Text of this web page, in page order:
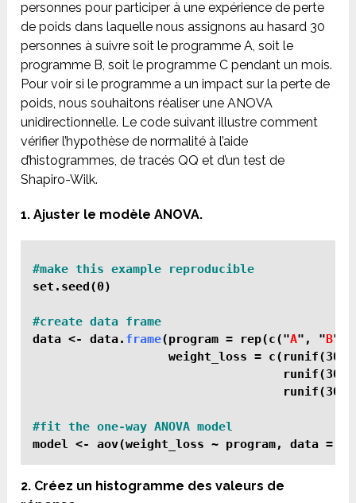
personnes pour participer à une expérience de perte
de poids dans laquelle nous assignons au hasard 30
personnes à suivre soit le programme A, soit le
programme B, soit le programme C pendant un mois.
Pour voir si le programme a un impact sur la perte de
poids, nous souhaitons réaliser une ANOVA
unidirectionnelle. Le code suivant illustre comment
vérifier l’hypothèse de normalité à l’aide
d’histogrammes, de tracés QQ et d’un test de
Shapiro-Wilk.
1. Ajuster le modèle ANOVA.
data <- data. frame(program = rep(c("A", "B",
weight_loss = c(runif(30,
runif(30,
runif(30,
model <- aov(weight_loss ~ program, data =
2. Créez un histogramme des valeurs de